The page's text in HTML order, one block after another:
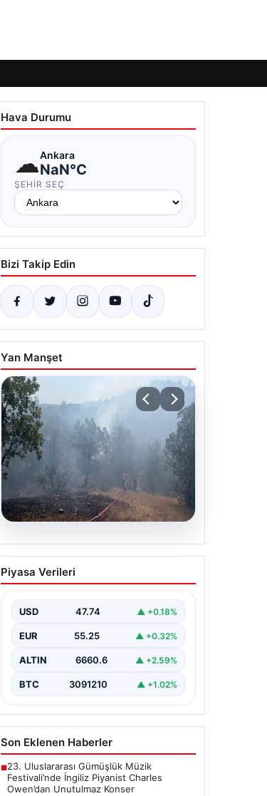
Hava Durumu
☁Ankara
NaN°C
ŞEHIR SEÇ
Bizi Takip Edin
Yan Manşet
06.08.2026
Bursa’daki orman yangını
kontrol altında
Piyasa Verileri
USD 47.74 ▲ +0.18%
EUR 55.25 ▲ +0.32%
ALTIN 6660.6 ▲ +2.59%
BTC 3091210 ▲ +1.02%
Son Eklenen Haberler
■23. Uluslararası Gümüşlük Müzik
Festivali’nde İngiliz Piyanist Charles
Owen’dan Unutulmaz Konser